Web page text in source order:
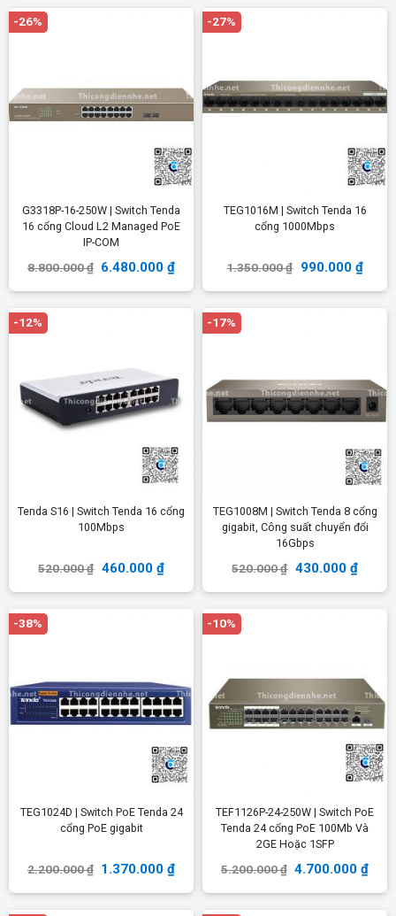
-26%
G3318P-16-250W | Switch Tenda
16 cổng Cloud L2 Managed PoE
IP-COM
8.800.000₫ 6.480.000₫
-27%
TEG1016M | Switch Tenda 16
cổng 1000Mbps
1.350.000₫ 990.000 ₫
-12%
Tenda S16 | Switch Tenda 16 cổng
100Mbps
520.000₫ 460.000 ₫
-17%
TEG1008M | Switch Tenda 8 cổng
gigabit, Công suất chuyển đổi
16Gbps
520.000₫ 430.000 ₫
-38%
TEG1024D | Switch PoE Tenda 24
cổng PoE gigabit
2.200.000₫ 1.370.000₫
-10%
TEF1126P-24-250W | Switch PoE
Tenda 24 cổng PoE 100Mb Và
2GE Hoặc 1SFP
5.200.000₫ 4.700.000₫